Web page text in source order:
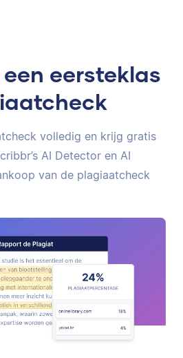
een eersteklas
volledig en krijg gratis
AI Detector en AI
van de plagiaatcheck